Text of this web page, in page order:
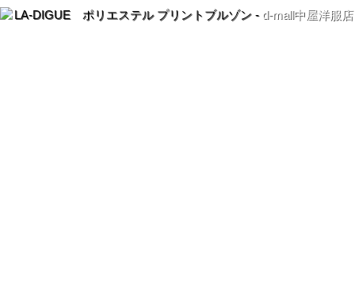
LA-DIGUE ポリエステル プリントブルゾン - d-mall中屋洋服店